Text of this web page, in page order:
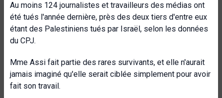
Au moins 124 journalistes et travailleurs des médias ont
été tués l'année dernière, près des deux tiers d'entre eux
étant des Palestiniens tués par Israël, selon les données
du CPJ.
Mme Assi fait partie des rares survivants, et elle n'aurait
jamais imaginé qu'elle serait ciblée simplement pour avoir
fait son travail.